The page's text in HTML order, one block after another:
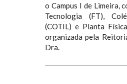
o Campus I de Limeira,
Tecnologia (FT),
(COTIL) e Planta
organizada pela
Dra.